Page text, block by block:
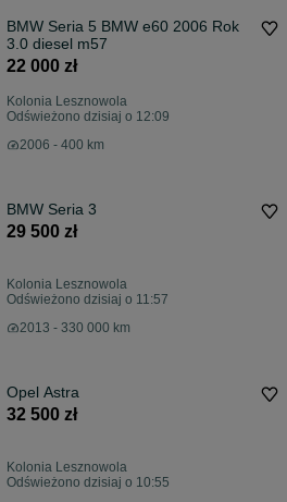
BMW Seria 5 BMW e60 2006 Rok
3.0 diesel m57
22 000 zł
Kolonia Lesznowola
Odświeżono dzisiaj o 12:09
2006 - 400 km
BMW Seria 3
29 500 zł
Kolonia Lesznowola
Odświeżono dzisiaj o 11:57
2013 - 330 000 km
Opel Astra
32 500 zł
Kolonia Lesznowola
Odświeżono dzisiaj o 10:55